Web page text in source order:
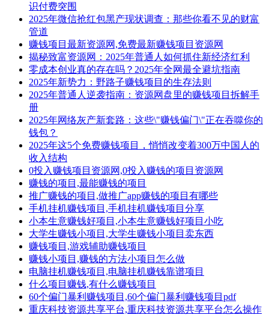
识付费突围
2025年微信抢红包黑产现状调查：那些你看不见的财富
管道
赚钱项目最新资源网,免费最新赚钱项目资源网
揭秘致富资源网：2025年普通人如何抓住新经济红利
零成本创业真的存在吗？2025年全网最全避坑指南
2025年新势力：野路子赚钱项目的生存法则
2025年普通人逆袭指南：资源网盘里的赚钱项目拆解手
册
2025年网络灰产新套路：这些\"赚钱偏门\"正在吞噬你的
钱包？
2025年这5个免费赚钱项目，悄悄改变着300万中国人的
收入结构
0投入赚钱项目资源网,0投入赚钱的项目资源网
赚钱的项目,最能赚钱的项目
推广赚钱的项目,做推广app赚钱的项目有哪些
手机挂机赚钱项目,手机挂机赚钱项目分享
小本生意赚钱好项目,小本生意赚钱好项目小吃
大学生赚钱小项目,大学生赚钱小项目卖东西
赚钱项目,游戏辅助赚钱项目
赚钱小项目,赚钱的方法小项目怎么做
电脑挂机赚钱项目,电脑挂机赚钱靠谱项目
什么项目赚钱,有什么赚钱项目
60个偏门暴利赚钱项目,60个偏门暴利赚钱项目pdf
重庆科技资源共享平台,重庆科技资源共享平台怎么操作